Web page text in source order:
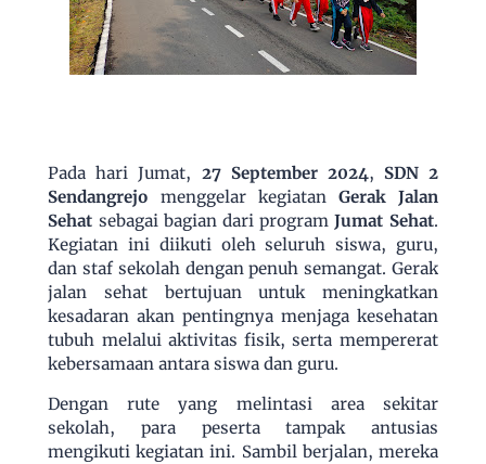
Pada hari Jumat, 27 September 2024, SDN 2
Sendangrejo menggelar kegiatanGerak Jalan
Sehat sebagai bagian dari programJumat Sehat.
Kegiatan ini diikuti oleh seluruh siswa, guru,
dan staf sekolah dengan penuh semangat. Gerak
jalan sehat bertujuan untuk meningkatkan
kesadaran akan pentingnya menjaga kesehatan
tubuh melalui aktivitas fisik, serta mempererat
kebersamaan antara siswa dan guru.
Dengan rute yang melintasi area sekitar
sekolah, para peserta tampak antusias
mengikuti kegiatan ini. Sambil berjalan, mereka